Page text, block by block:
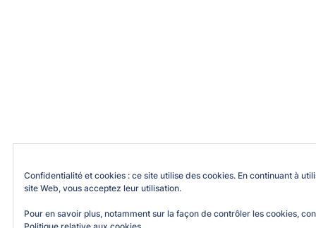
Confidentialité et cookies : ce site utilise des cookies. En continuant à
site Web, vous acceptez leur utilisation.
Pour en savoir plus, notamment sur la façon de contrôler les cookies,